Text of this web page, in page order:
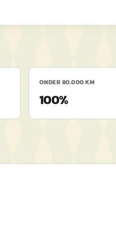
ONDER 80.000 KM
100%